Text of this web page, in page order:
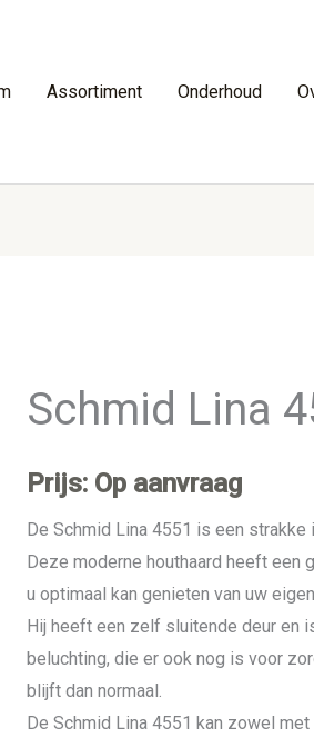
Assortiment Onderhoud
Schmid Lina
Prijs: Op aanvraag
De Schmid Lina 4551 is een strakke
Deze moderne houthaard heeft een
u optimaal kan genieten van uw
Hij heeft een zelf sluitende deur en
beluchting, die er ook nog is voor
blijft dan normaal.
De Schmid Lina 4551 kan zowel